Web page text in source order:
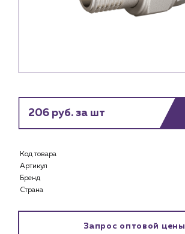
Застройщикам
206 руб. за шт
Код товара
Артикул
Бренд
Страна
Запрос оптовой цены